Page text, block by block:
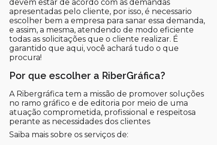
devem estar de acordo com as demandas
apresentadas pelo cliente, por isso, é necessario
escolher bem a empresa para sanar essa demanda,
e assim, a mesma, atendendo de modo eficiente
todas as solicitações que o cliente realizar. É
garantido que aqui, você achará tudo o que
procura!
Por que escolher a RiberGráfica?
A Ribergráfica tem a missão de promover soluções
no ramo gráfico e de editoria por meio de uma
atuação comprometida, profissional e respeitosa
perante as necessidades dos clientes
Saiba mais sobre os serviços de: